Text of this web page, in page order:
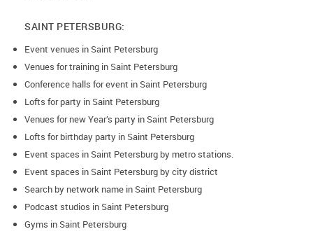
SAINT PETERSBURG:
Event venues in Saint Petersburg
Venues for training in Saint Petersburg
Conference halls for event in Saint Petersburg
Lofts for party in Saint Petersburg
Venues for new Year’s party in Saint Petersburg
Lofts for birthday party in Saint Petersburg
Event spaces in Saint Petersburg by metro stations.
Event spaces in Saint Petersburg by city district
Search by network name in Saint Petersburg
Podcast studios in Saint Petersburg
Gyms in Saint Petersburg